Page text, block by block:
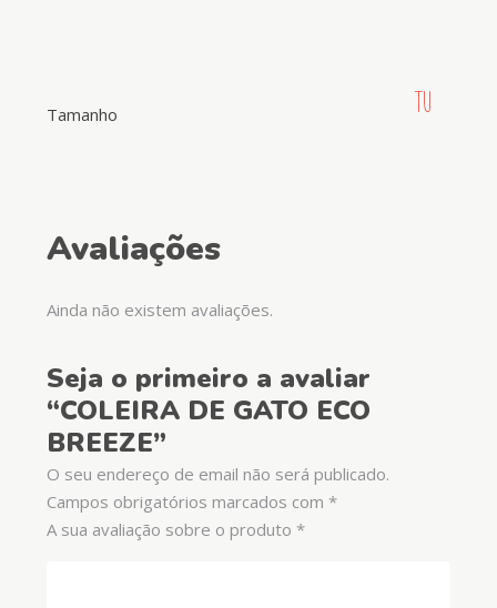
Tamanho TU
Avaliações
Ainda não existem avaliações.
Seja o primeiro a avaliar
“COLEIRA DE GATO ECO
BREEZE”
O seu endereço de email não será publicado.
Campos obrigatórios marcados com *
A sua avaliação sobre o produto *